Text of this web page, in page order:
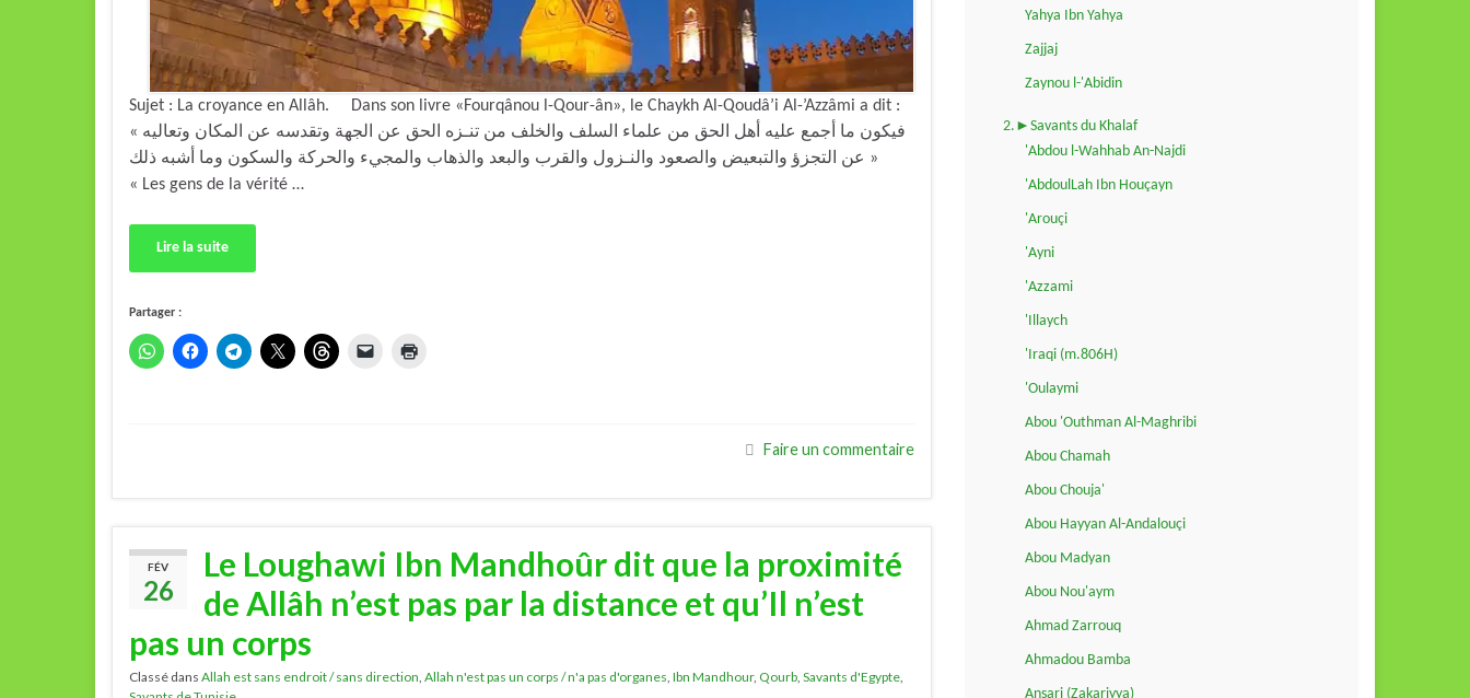
Sujet : La croyance en Allâh. Dans son livre «Fourqânou l-Qour-ân», le Chaykh Al-Qoudâ’i Al-’Azzâmi a dit :
« فيكون ما أجمع عليه أهل الحق من علماء السلف والخلف من تنـزه الحق عن الجهة وتقدسه عن المكان وتعاليه
عن التجزؤ والتبعيض والصعود والنـزول والقرب والبعد والذهاب والمجيء والحركة والسكون وما أشبه ذلك »
« Les gens de la vérité …
Lire la suite
Partager :
Faire un commentaire
FÉV
26
Le Loughawi Ibn Mandhoûr dit que la proximité
de Allâh n’est pas par la distance et qu’Il n’est
pas un corps
Classé dans Allah est sans endroit / sans direction, Allah n'est pas un corps / n'a pas d'organes, Ibn Mandhour, Qourb, Savants d'Egypte,
Yahya Ibn Yahya
Zajjaj
Zaynou l-'Abidin
2.►Savants du Khalaf
'Abdou l-Wahhab An-Najdi
'AbdoulLah Ibn Houçayn
'Arouçi
'Ayni
'Azzami
'Illaych
'Iraqi (m.806H)
'Oulaymi
Abou 'Outhman Al-Maghribi
Abou Chamah
Abou Chouja'
Abou Hayyan Al-Andalouçi
Abou Madyan
Abou Nou'aym
Ahmad Zarrouq
Ahmadou Bamba
Ansari (Zakariyya)